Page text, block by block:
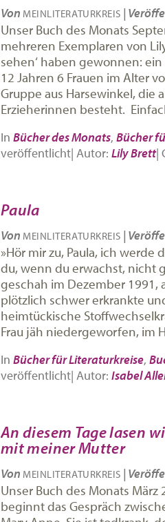
Von MEINLITERATURKREIS |
Unser Buch des Monats
mehreren Exemplaren von
sehen‘ haben gewonnen:
12 Jahren 6 Frauen im Alter
Gruppe aus Harsewinkel, die
Erzieherinnen besteht.
In Bücher des Monats, Bücher
veröffentlicht| Autor: Lily Brett|
Paula
Von MEINLITERATURKREIS |
»Hör mir zu, Paula, ich
du, wenn du erwachst, nicht
geschah im Dezember 1991,
plötzlich schwer erkrankte
heimtückische
Frau jäh niedergeworfen, im
In Bücher für Literaturkreise,
veröffentlicht| Autor: Isabel
An diesem Tage lasen
mit meiner Mutter
Von MEINLITERATURKREIS |
Unser Buch des Monats März
beginnt das Gespräch